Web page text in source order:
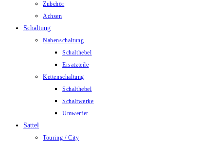
Zubehör
Achsen
Schaltung
Nabenschaltung
Schalthebel
Ersatzteile
Kettenschaltung
Schalthebel
Schaltwerke
Umwerfer
Sattel
Touring / City